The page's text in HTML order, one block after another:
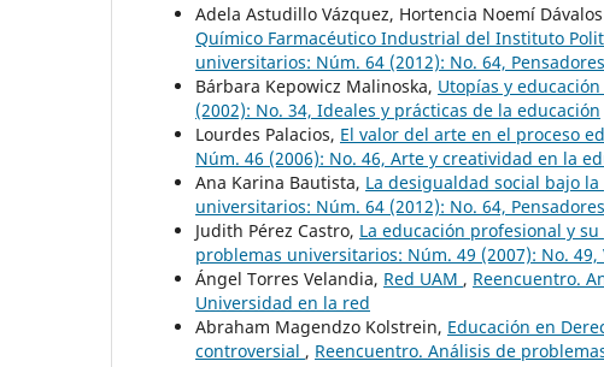
Adela Astudillo Vázquez, Hortencia Noemí
Químico Farmacéutico Industrial del Instituto
universitarios: Núm. 64 (2012): No. 64,
Bárbara Kepowicz Malinoska, Utopías y educación
(2002): No. 34, Ideales y prácticas de la educación
Lourdes Palacios, El valor del arte en el proceso
Núm. 46 (2006): No. 46, Arte y creatividad en la
Ana Karina Bautista, La desigualdad social bajo
universitarios: Núm. 64 (2012): No. 64,
Judith Pérez Castro, La educación profesional y
problemas universitarios: Núm. 49 (2007): No.
Ángel Torres Velandia, Red UAM , Reencuentro.
Universidad en la red
Abraham Magendzo Kolstrein, Educación en
controversial , Reencuentro. Análisis de